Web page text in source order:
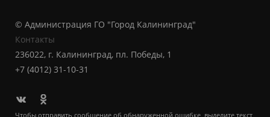
© Администрация ГО "Город Калининград"
Контакты
236022, г. Калининград, пл. Победы, 1
+7 (4012) 31-10-31
Чтобы отправить сообщение об обнаруженной ошибке, выделите текст